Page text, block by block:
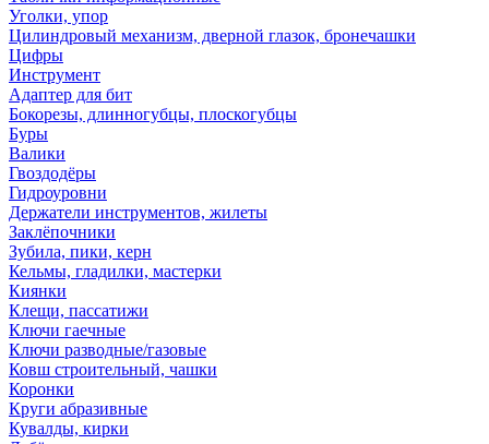
Уголки, упор
Цилиндровый механизм, дверной глазок, бронечашки
Цифры
Инструмент
Адаптер для бит
Бокорезы, длинногубцы, плоскогубцы
Буры
Валики
Гвоздодёры
Гидроуровни
Держатели инструментов, жилеты
Заклёпочники
Зубила, пики, керн
Кельмы, гладилки, мастерки
Киянки
Клещи, пассатижи
Ключи гаечные
Ключи разводные/газовые
Ковш строительный, чашки
Коронки
Круги абразивные
Кувалды, кирки